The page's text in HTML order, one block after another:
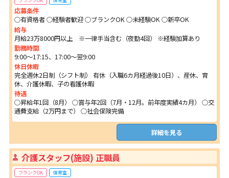
応募条件
○有資格者 ○経験者歓迎 ○ブランクOK ○未経験OK ○新卒OK
給与
月給23万8000円以上 ※一律手当含む（夜勤4回） ※経験加算あり
勤務時間
9:00～17:15、17:00～翌9:00
休日休暇
完全週休2日制（シフト制） 有休（入職6カ月経過後10日）、産休、育
休、介護休暇、子の看護休暇
待遇
○昇給年1回（8月） ○賞与年2回（7月・12月。前年度実績4カ月） ○交
通費支給（2万円まで） ○社会保険完備
詳細を見る
介護スタッフ(施設) 正職員
ブランクOK 保育室